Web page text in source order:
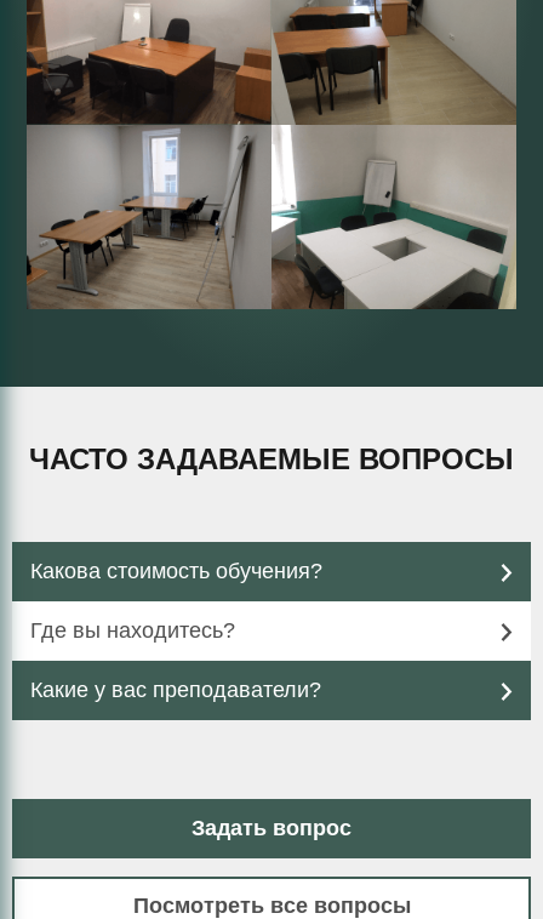
ЧАСТО ЗАДАВАЕМЫЕ ВОПРОСЫ
Какова стоимость обучения?
Где вы находитесь?
Какие у вас преподаватели?
Задать вопрос
Посмотреть все вопросы